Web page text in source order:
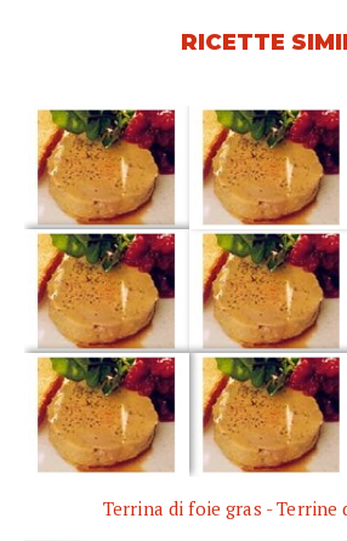
RICETTE
Terrina di foie gras - Terrine